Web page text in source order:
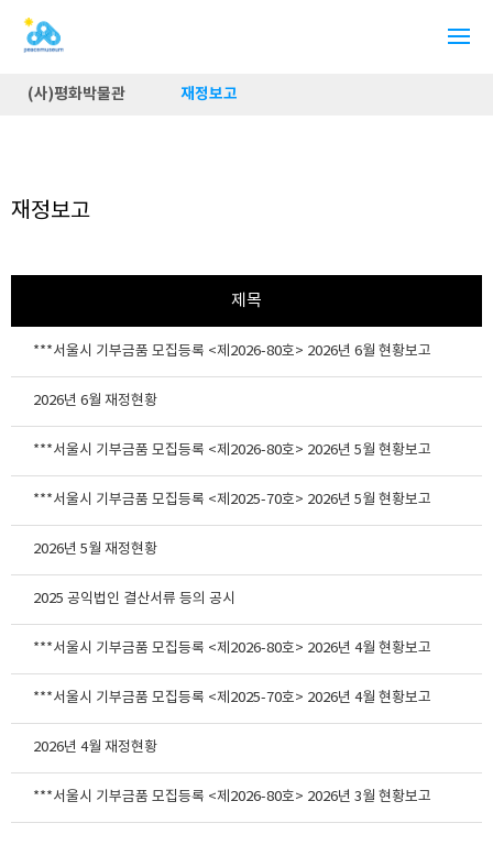
(사)평화박물관 재정보고
재정보고
제목
***서울시 기부금품 모집등록 <제2026-80호> 2026년 6월 현황보고
2026년 6월 재정현황
***서울시 기부금품 모집등록 <제2026-80호> 2026년 5월 현황보고
***서울시 기부금품 모집등록 <제2025-70호> 2026년 5월 현황보고
2026년 5월 재정현황
2025 공익법인 결산서류 등의 공시
***서울시 기부금품 모집등록 <제2026-80호> 2026년 4월 현황보고
***서울시 기부금품 모집등록 <제2025-70호> 2026년 4월 현황보고
2026년 4월 재정현황
***서울시 기부금품 모집등록 <제2026-80호> 2026년 3월 현황보고